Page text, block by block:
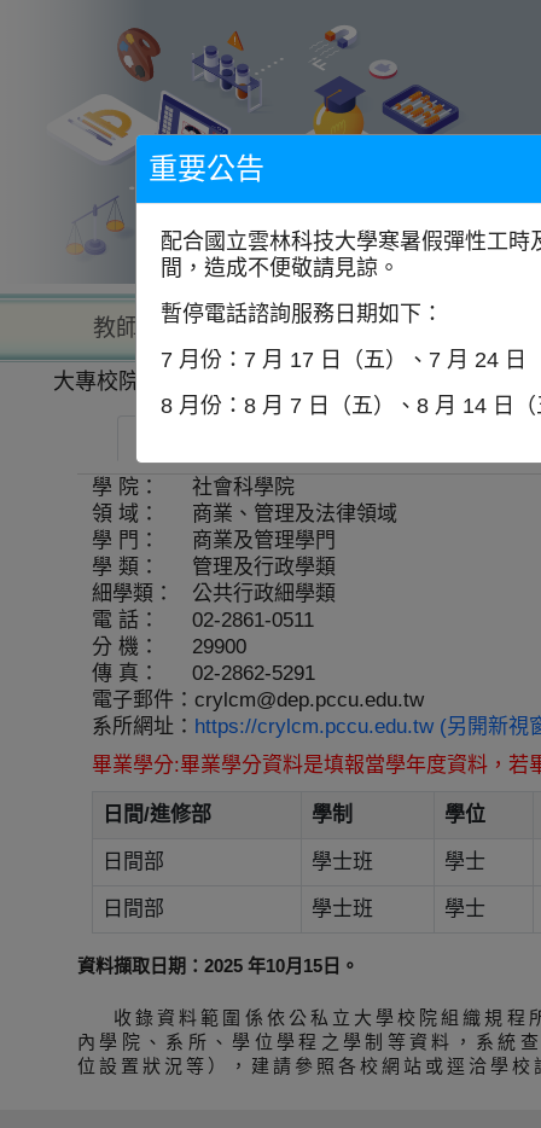
教師查詢 學校查詢
大專校院一覽表
學 院：
社會科學院
領 域：
商業、管理及法律領域
學 門：
商業及管理學門
學 類：
管理及行政學類
細學類：
公共行政細學類
電 話：
02-2861-0511
分 機：
29900
傳 真：
02-2862-5291
電子郵件： crylcm@dep.pccu.edu.tw
系所網址： https://crylcm.pccu.edu.tw (另開新視
畢業學分:畢業學分資料是填報當學年度資料，
日間/進修部 學制 學位
日間部 學士班 學士
日間部 學士班 學士
資料擷取日期：2025 年10月15日。
收錄資料範圍係依公私立大學校院組織規
內學院、系所、學位學程之學制等資料，系統
位設置狀況等），建請參照各校網站或逕洽學校
重要公告
配合國立雲林科技大學寒暑假彈性工
間，造成不便敬請見諒。
暫停電話諮詢服務日期如下：
7 月份：7 月 17 日（五）、7 月 24 日
8 月份：8 月 7 日（五）、8 月 14 日（